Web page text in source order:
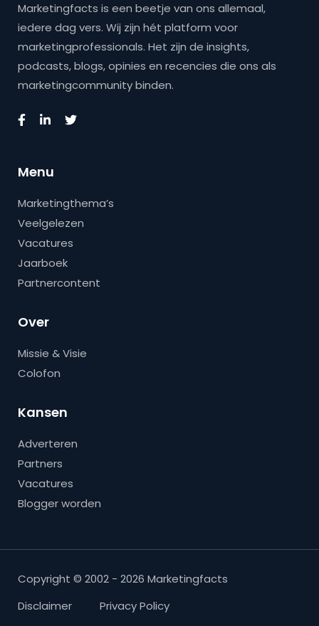
Marketingfacts is een beetje van ons allemaal,
iedere dag vers. Wij zijn hét platform voor
marketingprofessionals. Het zijn de insights,
podcasts, blogs, opinies en recencies die ons als
marketingcommunity binden.
Menu
Marketingthema’s
Veelgelezen
Vacatures
Jaarboek
Partnercontent
Over
Missie & Visie
Colofon
Kansen
Adverteren
Partners
Vacatures
Blogger worden
Copyright © 2002 - 2026 Marketingfacts
Disclaimer
Privacy Policy